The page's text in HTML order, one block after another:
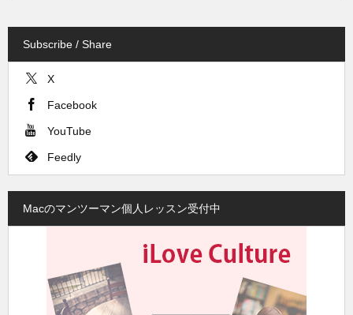
Subscribe / Share
X
Facebook
YouTube
Feedly
Macのマンツーマン個人レッスン受付中